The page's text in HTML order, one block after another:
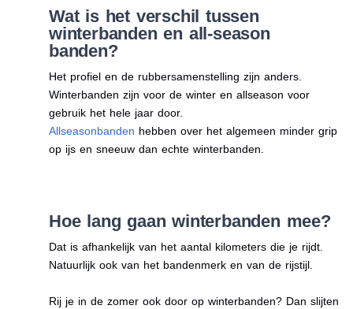
Wat is het verschil tussen
winterbanden en all-season
banden?
Het profiel en de rubbersamenstelling zijn anders.
Winterbanden zijn voor de winter en allseason voor
gebruik het hele jaar door.
Allseasonbanden hebben over het algemeen minder grip
op ijs en sneeuw dan echte winterbanden.
Hoe lang gaan winterbanden mee?
Dat is afhankelijk van het aantal kilometers die je rijdt.
Natuurlijk ook van het bandenmerk en van de rijstijl.
Rij je in de zomer ook door op winterbanden? Dan slijten